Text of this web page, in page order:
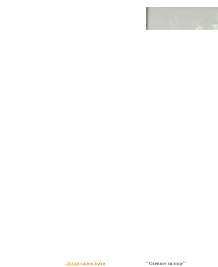
Дугаржапов Бато "Осеннее солнце"